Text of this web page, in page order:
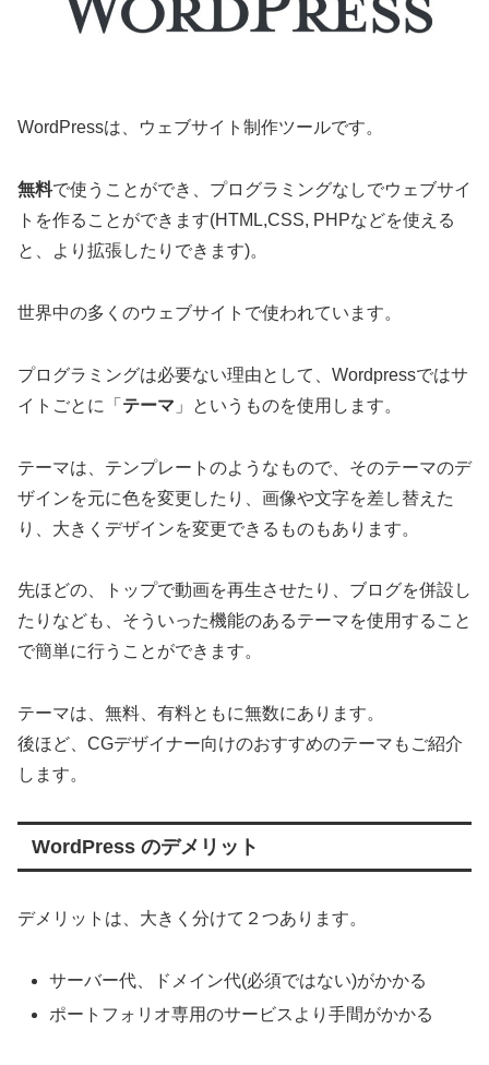
WordPressは、ウェブサイト制作ツールです。
無料で使うことができ、プログラミングなしでウェブサイ
トを作ることができます(HTML,CSS, PHPなどを使える
と、より拡張したりできます)。
世界中の多くのウェブサイトで使われています。
プログラミングは必要ない理由として、Wordpressではサ
イトごとに「 テーマ 」というものを使用します。
テーマは、テンプレートのようなもので、そのテーマのデ
ザインを元に色を変更したり、画像や文字を差し替えた
り、大きくデザインを変更できるものもあります。
先ほどの、トップで動画を再生させたり、ブログを併設し
たりなども、そういった機能のあるテーマを使用すること
で簡単に行うことができます。
テーマは、無料、有料ともに無数にあります。
後ほど、CGデザイナー向けのおすすめのテーマもご紹介
します。
WordPress のデメリット
デメリットは、大きく分けて２つあります。
サーバー代、ドメイン代(必須ではない)がかかる
ポートフォリオ専用のサービスより手間がかかる